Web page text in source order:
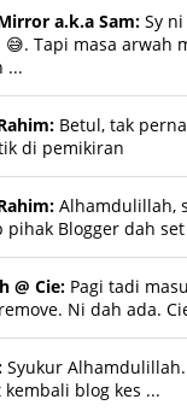
a.k.a Sam: Sy
😅. Tapi masa arwah
...
Betul, tak
di pemikiran
Alhamdulillah,
pihak Blogger dah set
@ Cie: Pagi tadi
Ni dah ada.
Syukur Alhamdulillah.
blog kes ...